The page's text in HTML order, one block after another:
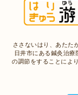
ささないはり、あたた
日井市にある鍼灸治
の調節をすることによ